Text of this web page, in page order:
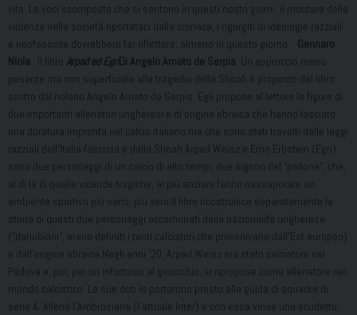
vita. Le voci scomposte che si sentono in questi nostri giorni, il montare della
violenza nella società riportataci dalla cronaca, i rigurgiti di ideologie razziali
e neofasciste dovrebbero far riflettere, almeno in questo giorno. Gennaro
Niola Il libro Arpad ed EgriDi Angelo Amato de Serpis Un approccio meno
pesante ma non superficiale alla tragedia della Shoah è proposto dal libro
scritto dal nolano Angelo Amato de Serpis. Egli propone al lettore le figure di
due importanti allenatori ungheresi e di origine ebraica che hanno lasciato
una duratura impronta nel calcio italiano ma che sono stati travolti dalle leggi
razziali dell’Italia fascista e dalla Shoah.Arpad Weisz e Erno Erbstein (Egri)
sono due personaggi di un calcio di altri tempi; due signori del “pallone”, che,
al di là di quelle vicende tragiche, ai più anziani fanno riassaporare un
ambiente sportivo più sano, più vero.Il libro ricostruisce separatamente la
storia di questi due personaggi accomunati dalla nazionalità ungherese
(“danubiani”, erano definiti i tanti calciatori che provenivano dall’Est europeo)
e dall’origine ebraica.Negli anni ’20, Arpad Weisz era stato calciatore nel
Padova e, poi, per un infortunio al ginocchio, si ripropose come allenatore nel
mondo calcistico. Le sue doti lo portarono presto alla guida di squadre di
serie A. Allenò l’Ambrosiana (l’attuale Inter) e con essa vinse uno scudetto;